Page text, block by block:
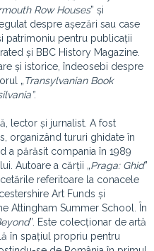
Row Houses” și
despre așezări sau case
patrimoniu pentru publicații
și BBC History Magazine.
și istorice, îndeosebi despre
„Transylvanian Book
.
lector și jurnalist. A fost
organizând tururi ghidate în
a părăsit compania în 1989
Autoare a cărții „Praga: Ghid”
referitoare la conacele
Art Funds și
Attingham Summer School. În
”. Este colecționar de artă
în spațiul propriu pentru